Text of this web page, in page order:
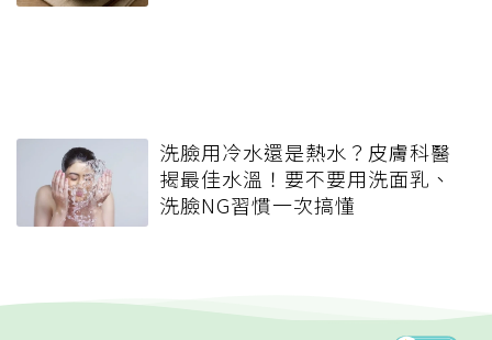
洗臉用冷水還是熱水？皮膚科醫
揭最佳水溫！要不要用洗面乳、
洗臉NG習慣一次搞懂